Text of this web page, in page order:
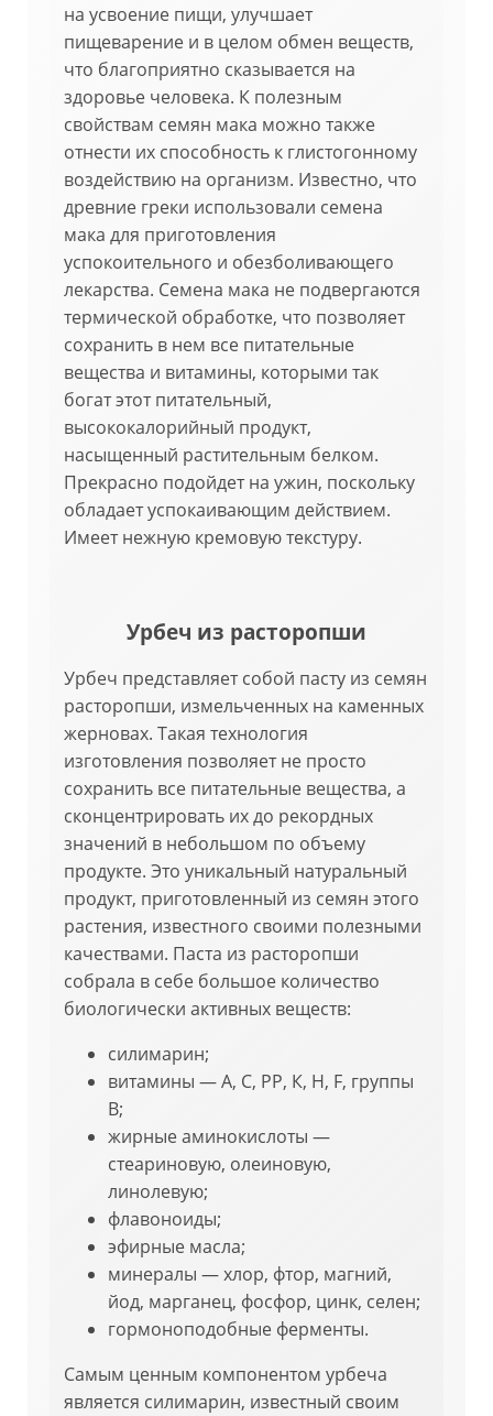
на усвоение пищи, улучшает
пищеварение и в целом обмен веществ,
что благоприятно сказывается на
здоровье человека. К полезным
свойствам семян мака можно также
отнести их способность к глистогонному
воздействию на организм. Известно, что
древние греки использовали семена
мака для приготовления
успокоительного и обезболивающего
лекарства. Семена мака не подвергаются
термической обработке, что позволяет
сохранить в нем все питательные
вещества и витамины, которыми так
богат этот питательный,
высококалорийный продукт,
насыщенный растительным белком.
Прекрасно подойдет на ужин, поскольку
обладает успокаивающим действием.
Имеет нежную кремовую текстуру.
Урбеч из расторопши
Урбеч представляет собой пасту из семян
расторопши, измельченных на каменных
жерновах. Такая технология
изготовления позволяет не просто
сохранить все питательные вещества, а
сконцентрировать их до рекордных
значений в небольшом по объему
продукте. Это уникальный натуральный
продукт, приготовленный из семян этого
растения, известного своими полезными
качествами. Паста из расторопши
собрала в себе большое количество
биологически активных веществ:
силимарин;
витамины — А, С, РР, К, Н, F, группы
В;
жирные аминокислоты —
стеариновую, олеиновую,
линолевую;
флавоноиды;
эфирные масла;
минералы — хлор, фтор, магний,
йод, марганец, фосфор, цинк, селен;
гормоноподобные ферменты.
Самым ценным компонентом урбеча
является силимарин, известный своим